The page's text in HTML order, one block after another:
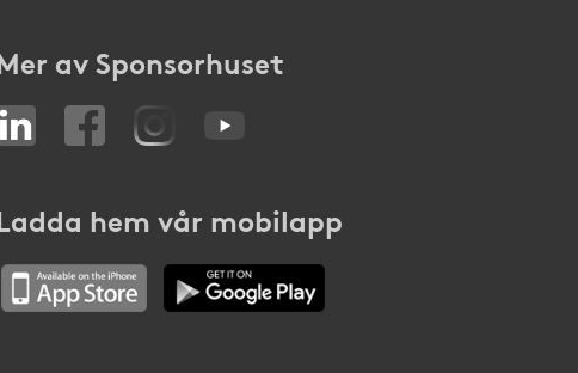
av Sponsorhuset
hem vår mobilapp